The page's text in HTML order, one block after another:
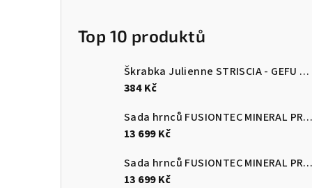
Top 10 produktů
Škrabka Julienne STRISCIA - GEFU
384 Kč
Sada hrnců FUSIONTEC MINERAL PRO 4 ks, Eucalyptus zelená - WMF
13 699 Kč
Sada hrnců FUSIONTEC MINERAL PRO 4 ks, černá - WMF
13 699 Kč